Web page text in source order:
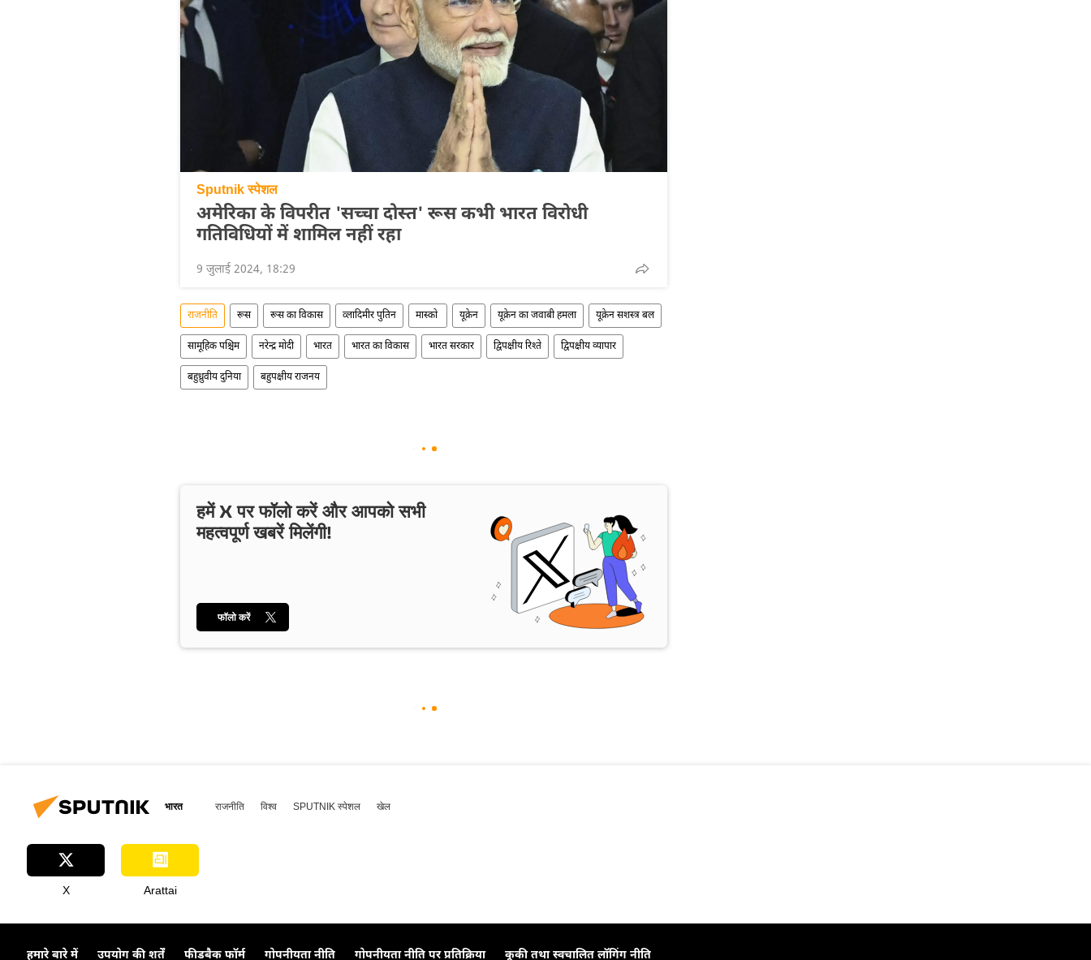
Sputnik स्पेशल
अमेरिका के विपरीत 'सच्चा दोस्त' रूस कभी भारत विरोधी
गतिविधियों में शामिल नहीं रहा
9 जुलाई 2024, 18:29
राजनीति रूस रूस का विकास व्लादिमीर पुतिन मास्को यूक्रेन यूक्रेन का जवाबी हमला यूक्रेन सशस्त्र बल
सामूहिक पश्चिम नरेन्द्र मोदी भारत भारत का विकास भारत सरकार द्विपक्षीय रिश्ते द्विपक्षीय व्यापार
बहुध्रुवीय दुनिया बहुपक्षीय राजनय
हमें X पर फॉलो करें और आपको सभी
महत्वपूर्ण खबरें मिलेंगी!
फॉलो करें
भारत राजनीति विश्व SPUTNIK स्पेशल खेल
X Arattai
हमारे बारे में उपयोग की शर्तें फीडबैक फॉर्म गोपनीयता नीति गोपनीयता नीति पर प्रतिक्रिया कूकी तथा स्वचालित लॉगिंग नीति